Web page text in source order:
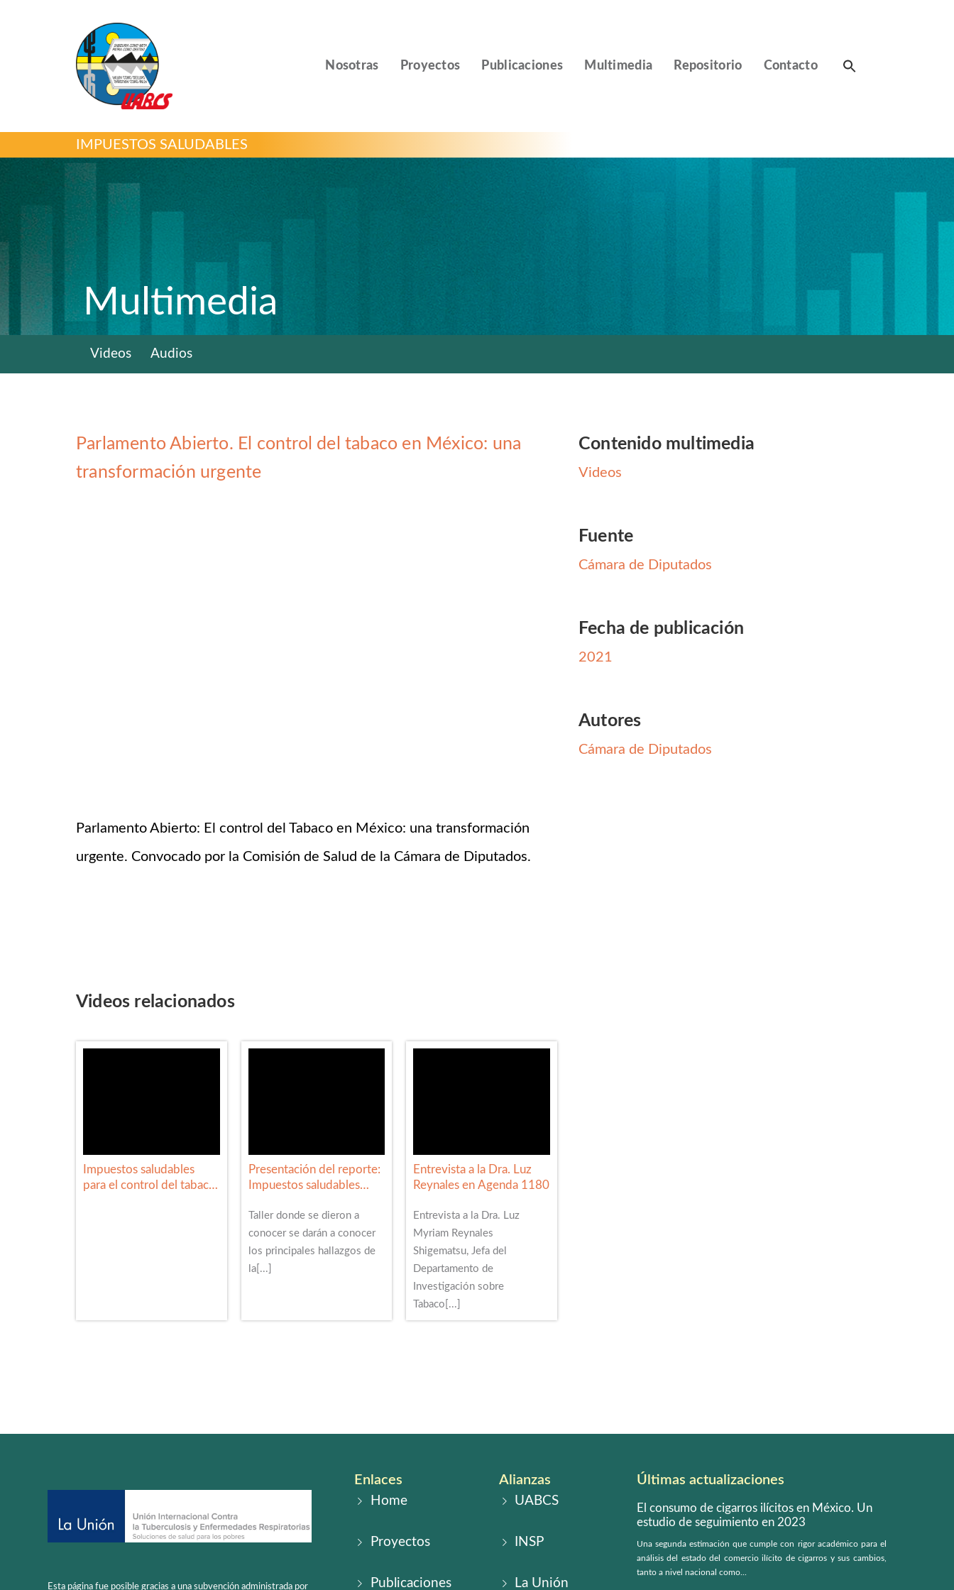
Nosotras Proyectos Publicaciones Multimedia Repositorio Contacto
IMPUESTOS SALUDABLES
Multimedia
Videos Audios
Parlamento Abierto. El control del tabaco en México: una
transformación urgente
Parlamento Abierto: El control del Tabaco en México: una transformación
urgente. Convocado por la Comisión de Salud de la Cámara de Diputados.
Contenido multimedia
Videos
Fuente
Cámara de Diputados
Fecha de publicación
2021
Autores
Cámara de Diputados
Videos relacionados
Impuestos saludables
para el control del tabaco
Presentación del reporte:
Impuestos saludables
en México
Taller donde se dieron a
conocer se darán a conocer
los principales hallazgos de
la[...]
Entrevista a la Dra. Luz
Reynales en Agenda 1180
Entrevista a la Dra. Luz
Myriam Reynales
Shigematsu, Jefa del
Departamento de
Investigación sobre
Tabaco[...]
Esta página fue posible gracias a una subvención administrada por
Enlaces
Home
Proyectos
Publicaciones
Alianzas
UABCS
INSP
La Unión
Últimas actualizaciones
El consumo de cigarros ilícitos en México. Un
estudio de seguimiento en 2023
Una segunda estimación que cumple con rigor académico para el
análisis del estado del comercio ilícito de cigarros y sus cambios,
tanto a nivel nacional como...